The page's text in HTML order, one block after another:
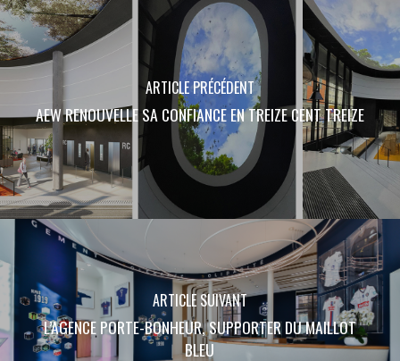
ARTICLE PRÉCÉDENT
AEW RENOUVELLE SA CONFIANCE EN TREIZE CENT TREIZE
ARTICLE SUIVANT
L’AGENCE PORTE-BONHEUR, SUPPORTER DU MAILLOT
BLEU